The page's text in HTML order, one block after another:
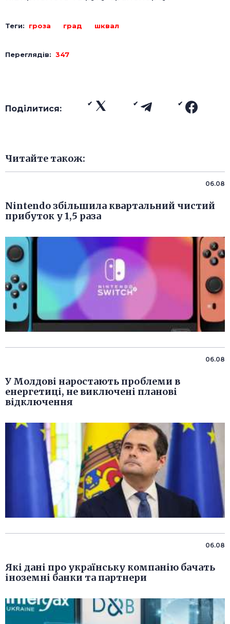
Теги: гроза град шквал
Переглядів: 347
Поділитися:
Читайте також:
06.08
Nintendo збільшила квартальний чистий
прибуток у 1,5 раза
06.08
У Молдові наростають проблеми в
енергетиці, не виключені планові
відключення
06.08
Які дані про українську компанію бачать
іноземні банки та партнери